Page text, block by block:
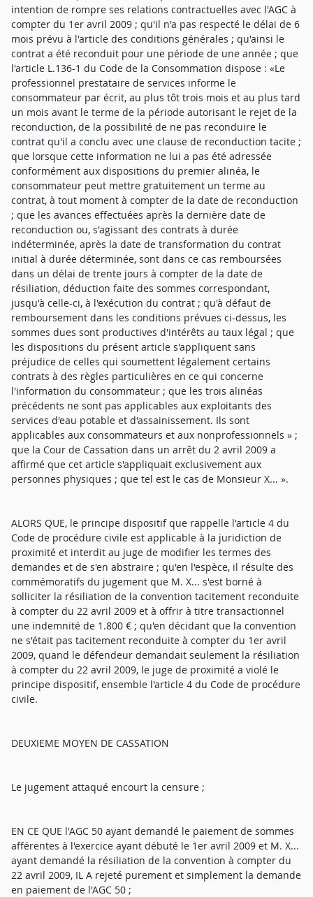
intention de rompre ses relations contractuelles avec l'AGC à
compter du 1er avril 2009 ; qu'il n'a pas respecté le délai de 6
mois prévu à l'article des conditions générales ; qu'ainsi le
contrat a été reconduit pour une période de une année ; que
l'article L.136-1 du Code de la Consommation dispose : «Le
professionnel prestataire de services informe le
consommateur par écrit, au plus tôt trois mois et au plus tard
un mois avant le terme de la période autorisant le rejet de la
reconduction, de la possibilité de ne pas reconduire le
contrat qu'il a conclu avec une clause de reconduction tacite ;
que lorsque cette information ne lui a pas été adressée
conformément aux dispositions du premier alinéa, le
consommateur peut mettre gratuitement un terme au
contrat, à tout moment à compter de la date de reconduction
; que les avances effectuées après la dernière date de
reconduction ou, s'agissant des contrats à durée
indéterminée, après la date de transformation du contrat
initial à durée déterminée, sont dans ce cas remboursées
dans un délai de trente jours à compter de la date de
résiliation, déduction faite des sommes correspondant,
jusqu'à celle-ci, à l'exécution du contrat ; qu'à défaut de
remboursement dans les conditions prévues ci-dessus, les
sommes dues sont productives d'intérêts au taux légal ; que
les dispositions du présent article s'appliquent sans
préjudice de celles qui soumettent légalement certains
contrats à des règles particulières en ce qui concerne
l'information du consommateur ; que les trois alinéas
précédents ne sont pas applicables aux exploitants des
services d'eau potable et d'assainissement. Ils sont
applicables aux consommateurs et aux nonprofessionnels » ;
que la Cour de Cassation dans un arrêt du 2 avril 2009 a
affirmé que cet article s'appliquait exclusivement aux
personnes physiques ; que tel est le cas de Monsieur X... ».
ALORS QUE, le principe dispositif que rappelle l'article 4 du
Code de procédure civile est applicable à la juridiction de
proximité et interdit au juge de modifier les termes des
demandes et de s'en abstraire ; qu'en l'espèce, il résulte des
commémoratifs du jugement que M. X... s'est borné à
solliciter la résiliation de la convention tacitement reconduite
à compter du 22 avril 2009 et à offrir à titre transactionnel
une indemnité de 1.800 € ; qu'en décidant que la convention
ne s'était pas tacitement reconduite à compter du 1er avril
2009, quand le défendeur demandait seulement la résiliation
à compter du 22 avril 2009, le juge de proximité a violé le
principe dispositif, ensemble l'article 4 du Code de procédure
civile.
DEUXIEME MOYEN DE CASSATION
Le jugement attaqué encourt la censure ;
EN CE QUE l'AGC 50 ayant demandé le paiement de sommes
afférentes à l'exercice ayant débuté le 1er avril 2009 et M. X...
ayant demandé la résiliation de la convention à compter du
22 avril 2009, IL A rejeté purement et simplement la demande
en paiement de l'AGC 50 ;